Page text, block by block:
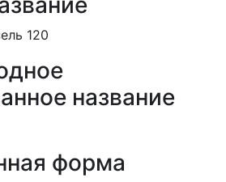
120
название
форма